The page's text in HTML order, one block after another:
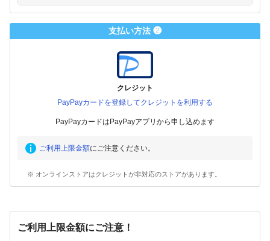
支払い方法 ❷
クレジット
PayPayカードを登録してクレジットを利用する
PayPayカードはPayPayアプリから申し込めます
ご利用上限金額にご注意ください。
※ オンラインストアはクレジットが非対応のストアがあります。
ご利用上限金額にご注意！